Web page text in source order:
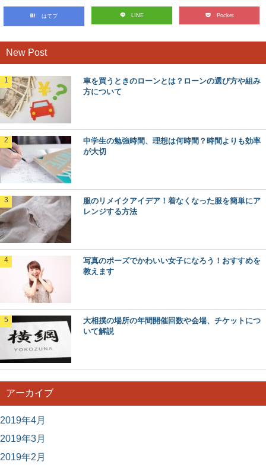
一人暮らしのキッチン収納を可愛くしっかり
収納させたい
集中して勉強をするために音楽はNG？音楽
のメリットデメリット
り常温のまま放置してしまった経験、ありませんか？...
暖かい時期になると川や田んぼにメダカを取りに出かけて
みませんか？自然の中で野生のメダカを捕まえる、捕...
はてブ LINE Pocket
New Post
車を買うときのローンとは？ローンの選び方や組み
方について
中学生の勉強時間、理想は何時間？時間よりも効率
が大切
服のリメイクアイデア！着なくなった服を簡単にア
レンジする方法
写真のポーズでかわいい女子になろう！おすすめを
教えます
大相撲の場所の年間開催回数や会場、チケットにつ
いて解説
アーカイブ
2019年4月
2019年3月
2019年2月